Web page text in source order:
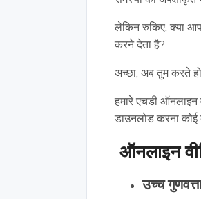
लेकिन रुकिए, क्या
करने देता है?
अच्छा, अब तुम करते
हमारे एचडी ऑनलाइन
डाउनलोड करना
ऑनलाइन
उच्च